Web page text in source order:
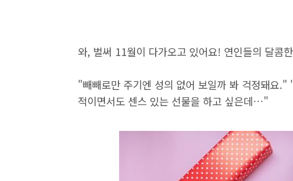
와, 벌써 11월이 다가오고 있어요! 연인들의 달콤
"빼빼로만 주기엔 성의 없어 보일까 봐 걱정돼요
적이면서도 센스 있는 선물을 하고 싶은데…"